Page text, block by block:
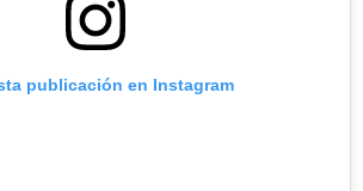
publicación en Instagram